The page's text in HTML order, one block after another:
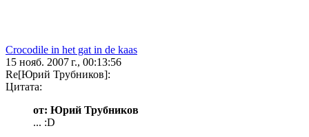
Crocodile in het gat in de kaas
15 нояб. 2007 г., 00:13:56
Re[Юрий Трубников]:
Цитата:
от: Юрий Трубников
... :D